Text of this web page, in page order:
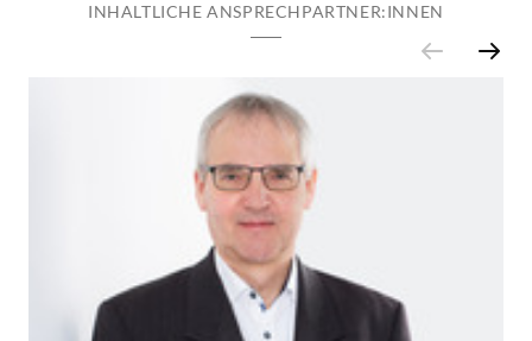
INHALTLICHE ANSPRECHPARTNER:INNEN